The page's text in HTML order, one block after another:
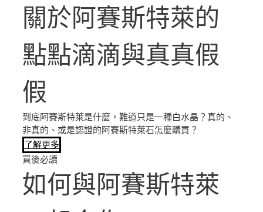
關於阿賽斯特萊的
點點滴滴與真真假
假
到底阿賽斯特萊是什麼，難道只是一種白水晶？真的、
非真的、或是認證的阿賽斯特萊石怎麼購買？
了解更多
買後必讀
如何與阿賽斯特萊